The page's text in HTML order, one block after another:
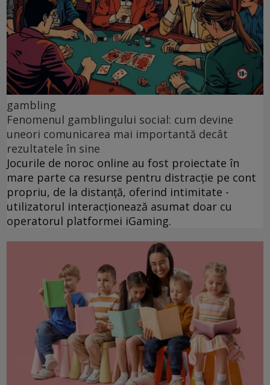
gambling
Fenomenul gamblingului social: cum devine
uneori comunicarea mai importantă decât
rezultatele în sine
Jocurile de noroc online au fost proiectate în
mare parte ca resurse pentru distracție pe cont
propriu, de la distanță, oferind intimitate -
utilizatorul interacționează asumat doar cu
operatorul platformei iGaming.